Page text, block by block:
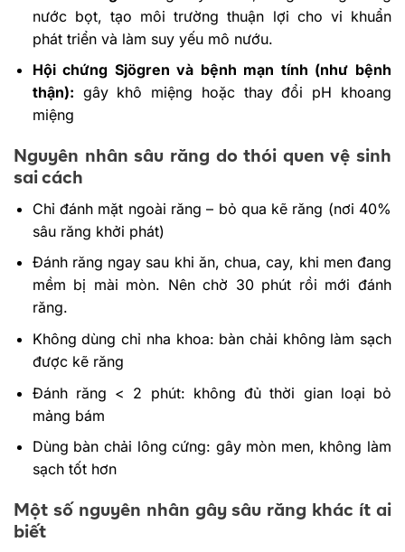
nước bọt, tạo môi trường thuận lợi cho vi khuẩn
phát triển và làm suy yếu mô nướu.
Hội chứng Sjögren và bệnh mạn tính (như bệnh
thận): gây khô miệng hoặc thay đổi pH khoang
miệng
Nguyên nhân sâu răng do thói quen vệ sinh
sai cách
Chỉ đánh mặt ngoài răng – bỏ qua kẽ răng (nơi 40%
sâu răng khởi phát)
Đánh răng ngay sau khi ăn, chua, cay, khi men đang
mềm bị mài mòn. Nên chờ 30 phút rồi mới đánh
răng.
Không dùng chỉ nha khoa: bàn chải không làm sạch
được kẽ răng
Đánh răng < 2 phút: không đủ thời gian loại bỏ
mảng bám
Dùng bàn chải lông cứng: gây mòn men, không làm
sạch tốt hơn
Một số nguyên nhân gây sâu răng khác ít ai
biết